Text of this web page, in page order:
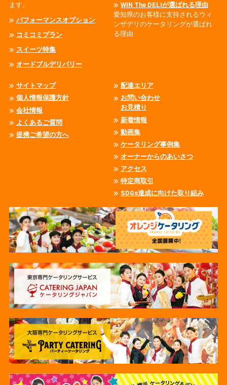
ます。
パフォーマンスオプション
コミコミプラン
スイーツ特集
オードブルデリバリー
WIN The DELIが選ばれる理由
愛知県のお客様に支持されるウィ
ンザデリのケータリングが選ばれ
る理由
サイトマップ
個人情報保護方針
会社情報
よくあるご質問
提携ご希望の方へ
配達エリア
お問い合わせ
お見積り
新着情報
動画集
ケータリング事例集
オーナーからのあいさつ
アクセス
特定商取引
SDGs達成に向けた取り組み